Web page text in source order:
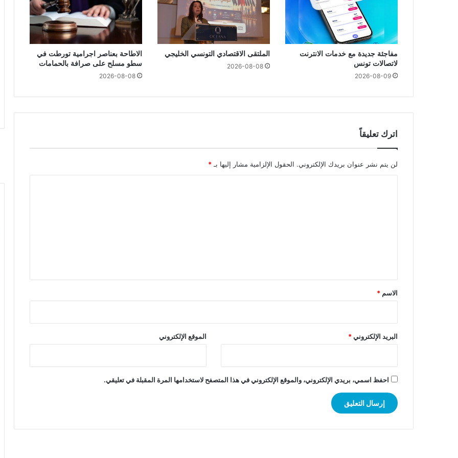
مفاجئة جديدة مع خدمات الانترنت
لاتصالات تونس
2026-08-09
الملتقى الاقتصادي التونسي الخليجي
2026-08-08
الاطاحة بعناصر اجرامية تورطت في
سطو مسلح على صرافة بالحمامات
2026-08-08
اترك تعليقاً
لن يتم نشر عنوان بريدك الإلكتروني. الحقول الإلزامية مشار إليها بـ*
*
الاسم *
البريد الإلكتروني* الموقع الإلكتروني
احفظ اسمي، بريدي الإلكتروني، والموقع الإلكتروني في هذا المتصفح لاستخدامها المرة المقبلة في تعليقي.